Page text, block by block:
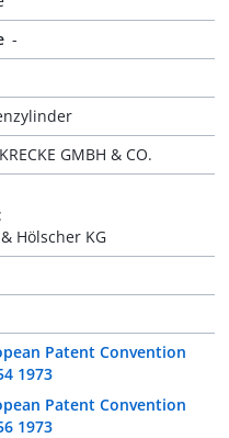
-
GMBH & CO.
Hölscher KG
Patent Convention
1973
Patent Convention
1973